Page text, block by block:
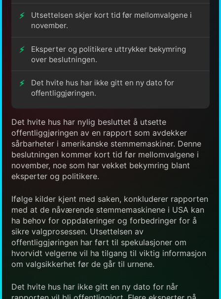
Utsettelsen skjer kort tid før mellomvalgene i
november.
Eksperter og politikere uttrykker bekymring
over beslutningen.
Det hvite hus har ikke gitt en ny dato for
offentliggjøringen.
Det hvite hus har nylig besluttet å utsette
offentliggjøringen av en rapport som avdekker
sårbarheter i amerikanske stemmemaskiner. Denne
beslutningen kommer kort tid før mellomvalgene i
november, noe som har vekket bekymring blant
eksperter og politikere.
Ifølge kilder kjent med saken, konkluderer rapporten
med at de nåværende stemmemaskinene i USA kan
ha behov for oppdateringer og forbedringer for å
sikre valgprosessen. Utsettelsen av
offentliggjøringen har ført til spekulasjoner om
hvorvidt velgerne vil ha tilgang til viktig informasjon
om valgsikkerhet før de går til urnene.
Det hvite hus har ikke gitt en ny dato for når